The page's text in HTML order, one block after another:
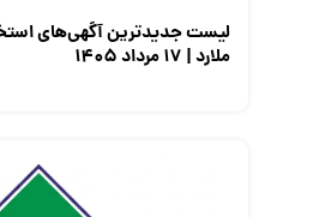
لیست جدیدترین آگهی‌های
ملارد | ۱۷ مرداد ۱۴۰۵